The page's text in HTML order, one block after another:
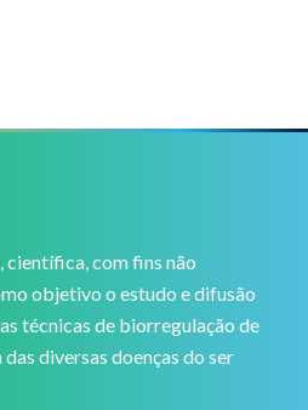
científica, com fins não
objetivo o estudo e difusão
técnicas de biorregulação de
diversas doenças do ser